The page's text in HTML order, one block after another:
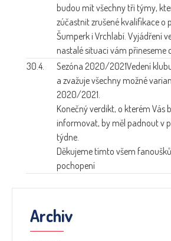
budou mít všechny tři týmy,
zúčastnit zrušené kvalifikace o
Šumperk i Vrchlabí. Vyjádření
nastalé situaci vám přineseme
30.4.
Sezóna 2020/2021Vedení
a zvažuje všechny možné
2020/2021.
Konečný verdikt, o kterém Vás
informovat, by měl padnout v
týdne.
Děkujeme tímto všem
pochopení
Archiv